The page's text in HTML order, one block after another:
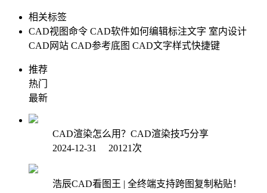
相关标签
CAD视图命令 CAD软件如何编辑标注文字 室内设计
CAD网站 CAD参考底图 CAD文字样式快捷键
推荐
热门
最新
CAD渲染怎么用？CAD渲染技巧分享
2024-12-31 20121次
浩辰CAD看图王 | 全终端支持跨图复制粘贴！